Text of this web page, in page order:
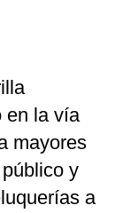
en la vía
mayores
y
a